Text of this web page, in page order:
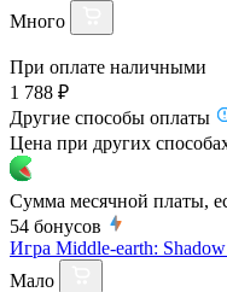
Много
При оплате наличными
1 788 ₽
Другие способы оплаты
Цена при других
Сумма месячной платы,
54 бонусов
Игра Middle-earth:
Мало